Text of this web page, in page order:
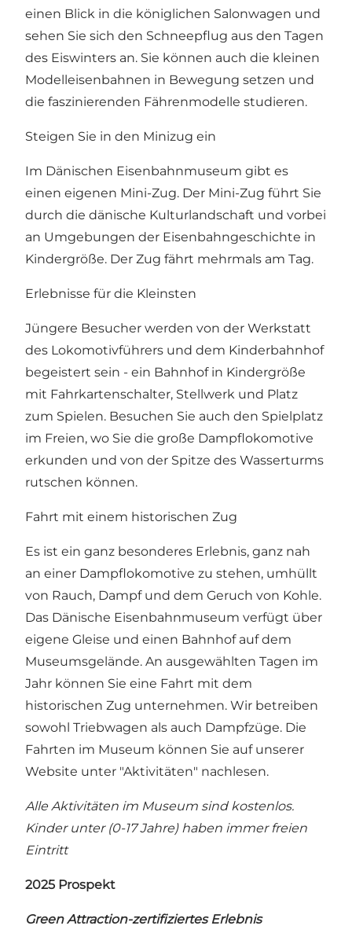
einen Blick in die königlichen Salonwagen und
sehen Sie sich den Schneepflug aus den Tagen
des Eiswinters an. Sie können auch die kleinen
Modelleisenbahnen in Bewegung setzen und
die faszinierenden Fährenmodelle studieren.
Steigen Sie in den Minizug ein
Im Dänischen Eisenbahnmuseum gibt es
einen eigenen Mini-Zug. Der Mini-Zug führt Sie
durch die dänische Kulturlandschaft und vorbei
an Umgebungen der Eisenbahngeschichte in
Kindergröße. Der Zug fährt mehrmals am Tag.
Erlebnisse für die Kleinsten
Jüngere Besucher werden von der Werkstatt
des Lokomotivführers und dem Kinderbahnhof
begeistert sein - ein Bahnhof in Kindergröße
mit Fahrkartenschalter, Stellwerk und Platz
zum Spielen. Besuchen Sie auch den Spielplatz
im Freien, wo Sie die große Dampflokomotive
erkunden und von der Spitze des Wasserturms
rutschen können.
Fahrt mit einem historischen Zug
Es ist ein ganz besonderes Erlebnis, ganz nah
an einer Dampflokomotive zu stehen, umhüllt
von Rauch, Dampf und dem Geruch von Kohle.
Das Dänische Eisenbahnmuseum verfügt über
eigene Gleise und einen Bahnhof auf dem
Museumsgelände. An ausgewählten Tagen im
Jahr können Sie eine Fahrt mit dem
historischen Zug unternehmen. Wir betreiben
sowohl Triebwagen als auch Dampfzüge. Die
Fahrten im Museum können Sie auf unserer
Website unter "Aktivitäten" nachlesen.
Alle Aktivitäten im Museum sind kostenlos.
Kinder unter (0-17 Jahre) haben immer freien
Eintritt
2025 Prospekt
Green Attraction-zertifiziertes Erlebnis